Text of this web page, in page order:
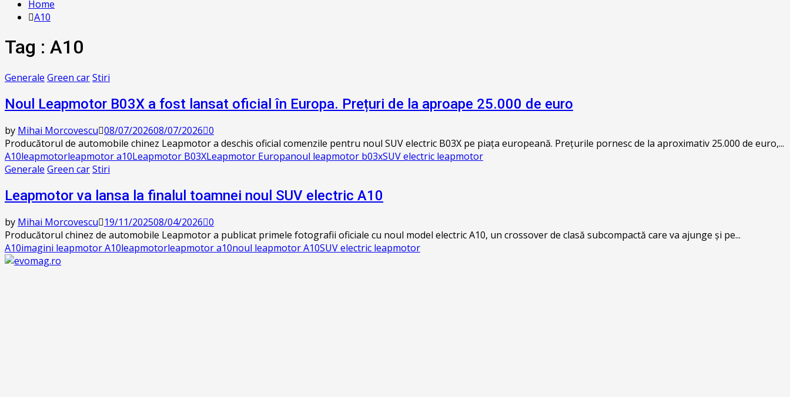
Home
A10
Tag : A10
Generale Green carStiri
Noul Leapmotor B03X a fost lansat oficial în Europa. Prețuri de la aproape 25.000 de euro
by Mihai Morcovescu 08/07/202608/07/2026 0
Producătorul de automobile chinez Leapmotor a deschis oficial comenzile pentru noul SUV electric B03X pe piața europeană. Prețurile pornesc de la aproximativ 25.000 de euro,...
A10leapmotorleapmotor a10Leapmotor B03XLeapmotor Europanoul leapmotor b03xSUV electric leapmotor
Generale Green carStiri
Leapmotor va lansa la finalul toamnei noul SUV electric A10
by Mihai Morcovescu 19/11/202508/04/2026 0
Producătorul chinez de automobile Leapmotor a publicat primele fotografii oficiale cu noul model electric A10, un crossover de clasă subcompactă care va ajunge și pe...
A10imagini leapmotor A10leapmotorleapmotor a10noul leapmotor A10SUV electric leapmotor